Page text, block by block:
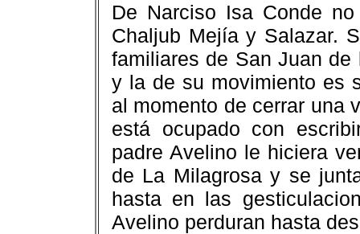
De Narciso Isa Conde
Chaljub Mejía y Salazar.
familiares de San Juan
y la de su movimiento es
al momento de cerrar una
está ocupado con
padre Avelino le hiciera
de La Milagrosa y se
hasta en las
Avelino perduran hasta